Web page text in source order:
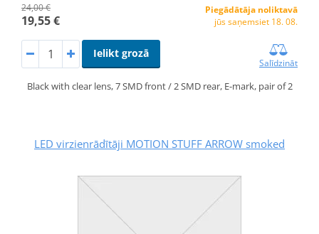
24,00 €
19,55 €
Piegādātāja noliktavā
jūs saņemsiet 18. 08.
Ielikt grozā
Salīdzināt
Black with clear lens, 7 SMD front / 2 SMD rear, E-mark, pair of 2
LED virzienrādītāji MOTION STUFF ARROW smoked